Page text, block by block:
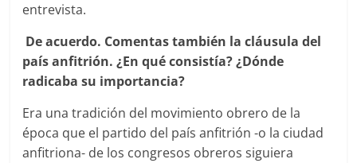
entrevista.
De acuerdo. Comentas también la cláusula del
país anfitrión. ¿En qué consistía? ¿Dónde
radicaba su importancia?
Era una tradición del movimiento obrero de la
época que el partido del país anfitrión -o la ciudad
anfitriona- de los congresos obreros siguiera